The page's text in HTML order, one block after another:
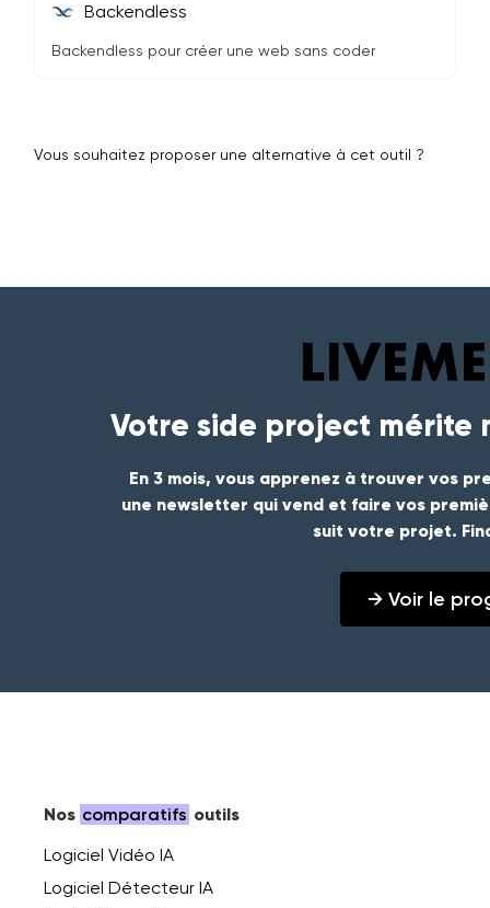
Backendless
Backendless pour créer une web sans coder
Vous souhaitez proposer une alternative à cet outil ?
Votre side project mérite
En 3 mois, vous apprenez à trouver vos
une newsletter qui vend et faire vos
suit votre projet.
→ Voir le
Nos comparatifs outils
Logiciel Vidéo IA
Logiciel Détecteur IA